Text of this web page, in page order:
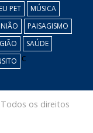
PET
MÚSICA
PAISAGISMO
SAÚDE
c
os direitos